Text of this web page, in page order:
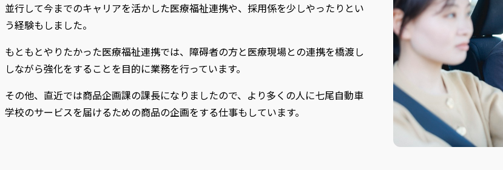
並行して今までのキャリアを活かした医療福祉連携や、採用係を少しやったりとい
う経験もしました。
もともとやりたかった医療福祉連携では、障碍者の方と医療現場との連携を橋渡し
しながら強化をすることを目的に業務を行っています。
その他、直近では商品企画課の課長になりましたので、より多くの人に七尾自動車
学校のサービスを届けるための商品の企画をする仕事もしています。